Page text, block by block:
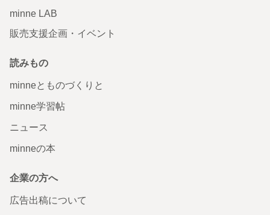
minne LAB
販売支援企画・イベント
読みもの
minneとものづくりと
minne学習帖
ニュース
minneの本
企業の方へ
広告出稿について